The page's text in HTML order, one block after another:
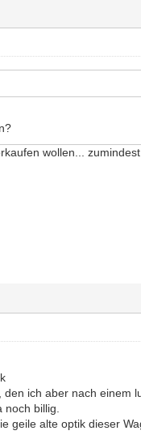
wollen...
ich aber nach
billig.
geile alte optik dieser